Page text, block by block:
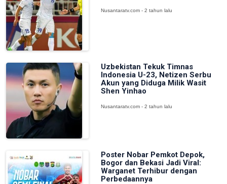
Nusantaratv.com - 2 tahun lalu
Uzbekistan Tekuk Timnas
Indonesia U-23, Netizen Serbu
Akun yang Diduga Milik Wasit
Shen Yinhao
Nusantaratv.com - 2 tahun lalu
Poster Nobar Pemkot Depok,
Bogor dan Bekasi Jadi Viral:
Warganet Terhibur dengan
Perbedaannya